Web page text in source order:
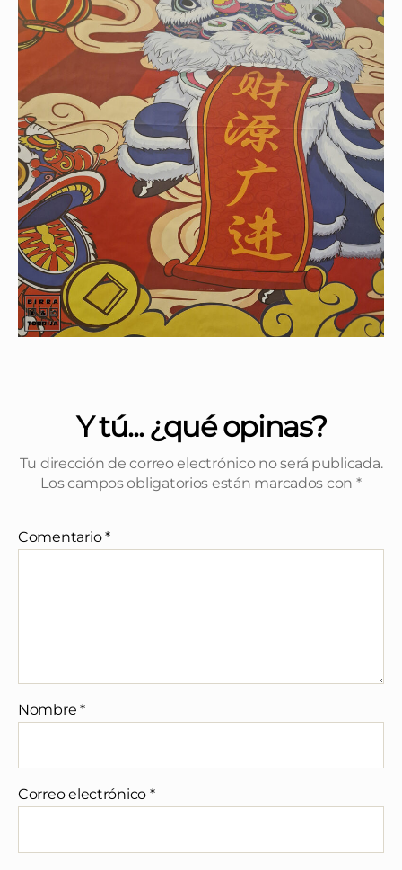
Y tú... ¿qué opinas?
Tu dirección de correo electrónico no será publicada.
Los campos obligatorios están marcados con *
Comentario*
Nombre*
Correo electrónico *